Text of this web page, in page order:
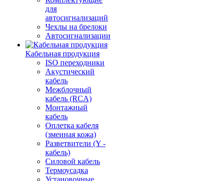
для
автосигнализаций
Чехлы на брелоки
Автосигнализации
Кабельная продукция
ISO переходники
Акустический
кабель
Межблочный
кабель (RCA)
Монтажный
кабель
Оплетка кабеля
(змеиная кожа)
Разветвители (Y -
кабель)
Силовой кабель
Термоусадка
Установочные